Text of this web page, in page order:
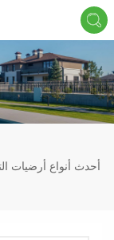
أحدث أنواع أرضيات